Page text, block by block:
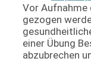
Vor Aufnahme
gezogen
einer Übung
abzubrechen